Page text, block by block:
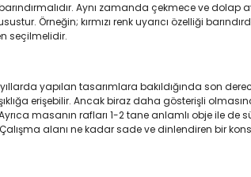
Aynı zamanda çekmece ve dolap
Örneğin; kırmızı renk uyarıcı özelliği
seçilmelidir.
yapılan tasarımlara bakıldığında son
erişebilir. Ancak biraz daha gösterişli
masanın rafları 1-2 tane anlamlı obje ile de
alanı ne kadar sade ve dinlendiren bir